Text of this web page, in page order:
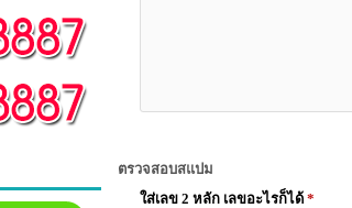
ตรวจสอบสแปม
ใส่เลข 2 หลัก เลขอะไรก็ได้ *